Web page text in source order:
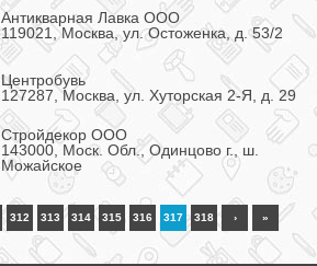
Антикварная Лавка ООО
119021, Москва, ул. Остоженка, д. 53/2
Центробувь
127287, Москва, ул. Хуторская 2-Я, д. 29
Стройдекор ООО
143000, Моск. Обл., Одинцово г., ш.
Можайское
312 313 314 315 316 317 318 › »